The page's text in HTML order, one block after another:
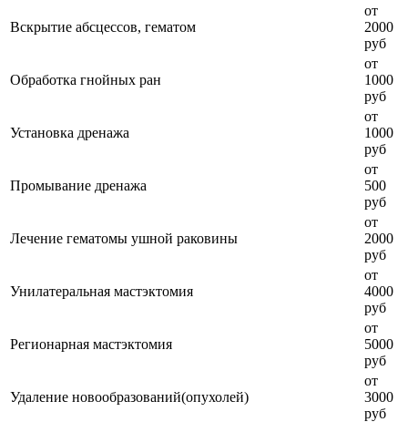
Вскрытие абсцессов, гематом
от
2000
руб
Обработка гнойных ран
от
1000
руб
Установка дренажа
от
1000
руб
Промывание дренажа
от
500
руб
Лечение гематомы ушной раковины
от
2000
руб
Унилатеральная мастэктомия
от
4000
руб
Регионарная мастэктомия
от
5000
руб
Удаление новообразований(опухолей)
от
3000
руб